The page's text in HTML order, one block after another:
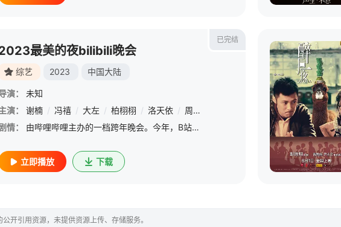
已完结
最美的夜bilibili晚会
综艺 2023 中国大陆
演：
未知
演：
谢楠 / 冯禧 / 大左 / 柏栩栩 / 洛天依 / 周深 / 赵兆 / 杨魏玲花
情：
由哔哩哔哩主办的一档跨年晚会。今年，B站将打造万人音乐现场狂欢，共同见证全球嘉宾的梦幻联动，畅游国风与潮流碰撞的奇妙世界，穿梭记忆深处的IP精神宇宙。一起涌入人群，酣畅狂欢，在热烈中重寻生活的实感，在
立即播放 下载
开引用资源，未提供资源上传、存储服务。